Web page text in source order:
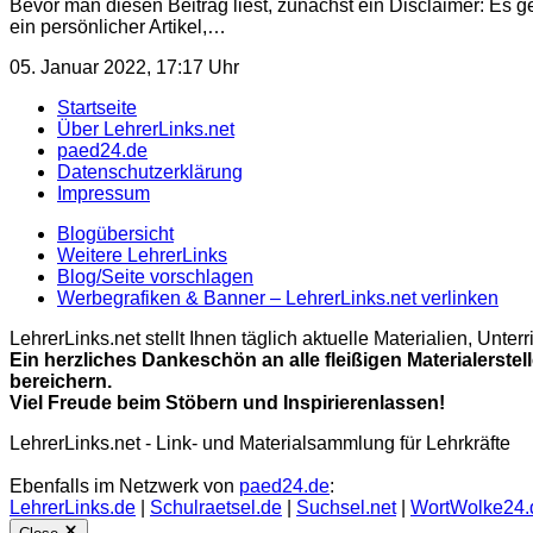
Bevor man diesen Beitrag liest, zunächst ein Disclaimer: Es
ein persönlicher Artikel,…
05. Januar 2022, 17:17 Uhr
Startseite
Über LehrerLinks.net
paed24.de
Datenschutzerklärung
Impressum
Blogübersicht
Weitere LehrerLinks
Blog/Seite vorschlagen
Werbegrafiken & Banner – LehrerLinks.net verlinken
LehrerLinks.net stellt Ihnen täglich aktuelle Materialien,
Ein herzliches Dankeschön an alle fleißigen
bereichern.
Viel Freude beim Stöbern und Inspirierenlassen!
LehrerLinks.net - Link- und Materialsammlung für Lehrkräfte
Ebenfalls im Netzwerk von paed24.de:
LehrerLinks.de
Schulraetsel.de Suchsel.net|